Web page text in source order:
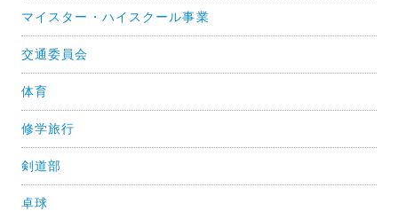
マイスター・ハイスクール事業
交通委員会
体育
修学旅行
剣道部
卓球